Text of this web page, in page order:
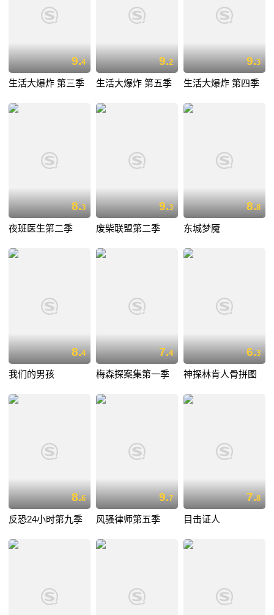
9.4
生活大爆炸 第三季
9.2
生活大爆炸 第五季
9.3
生活大爆炸 第四季
8.3
夜班医生第二季
9.3
废柴联盟第二季
8.8
东城梦魇
8.4
我们的男孩
7.4
梅森探案集第一季
6.3
神探林肯人骨拼图
8.6
反恐24小时第九季
9.7
风骚律师第五季
7.8
目击证人